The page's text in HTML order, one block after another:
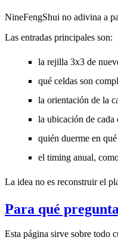
NineFengShui no adivina a
Las entradas principales son:
la rejilla 3x3 de
qué celdas son
la orientación de la
la ubicación de cada
quién duerme en
el timing anual,
La idea no es reconstruir el
Para qué
Esta página sirve sobre todo